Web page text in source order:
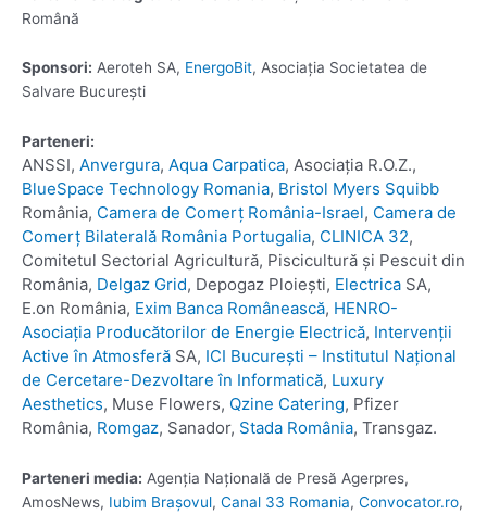
Română
Sponsori: Aeroteh SA, EnergoBit, Asociația Societatea de
Salvare București
Parteneri:
ANSSI, Anvergura, Aqua Carpatica, Asociația R.O.Z.,
BlueSpace Technology Romania, Bristol Myers Squibb
România, Camera de Comerț România-Israel, Camera de
Comerț Bilaterală România Portugalia, CLINICA 32,
Comitetul Sectorial Agricultură, Piscicultură și Pescuit din
România, Delgaz Grid, Depogaz Ploiești, Electrica SA,
E.on România, Exim Banca Românească, HENRO-
Asociația Producătorilor de Energie Electrică, Intervenții
Active în Atmosferă SA, ICI București – Institutul Național
de Cercetare-Dezvoltare în Informatică, Luxury
Aesthetics, Muse Flowers, Qzine Catering, Pfizer
România, Romgaz, Sanador, Stada România, Transgaz.
Parteneri media: Agenția Națională de Presă Agerpres,
AmosNews, Iubim Brașovul, Canal 33 Romania, Convocator.ro,